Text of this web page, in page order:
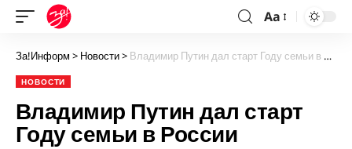
Aa
За!Информ > Новости> Владимир Путин дал старт Году семьи в России
НОВОСТИ
Владимир Путин дал старт
Году семьи в России